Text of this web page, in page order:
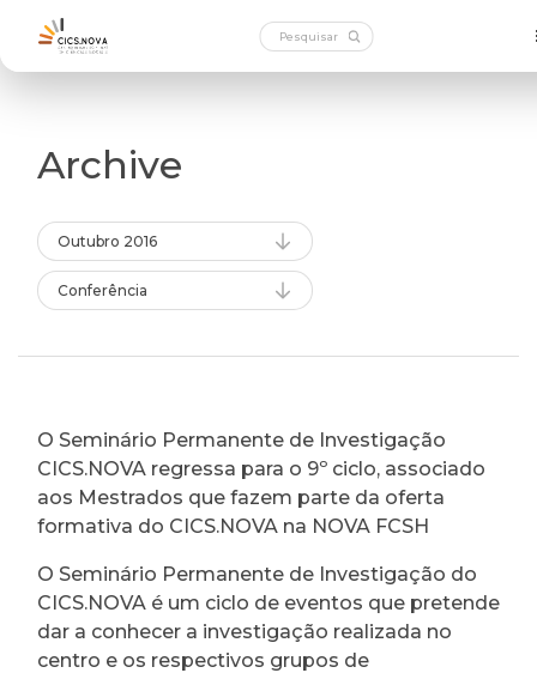
Archive
Outubro 2016
Conferência
O Seminário Permanente de Investigação
CICS.NOVA regressa para o 9º ciclo, associado
aos Mestrados que fazem parte da oferta
formativa do CICS.NOVA na NOVA FCSH
O Seminário Permanente de Investigação do
CICS.NOVA é um ciclo de eventos que pretende
dar a conhecer a investigação realizada no
centro e os respectivos grupos de